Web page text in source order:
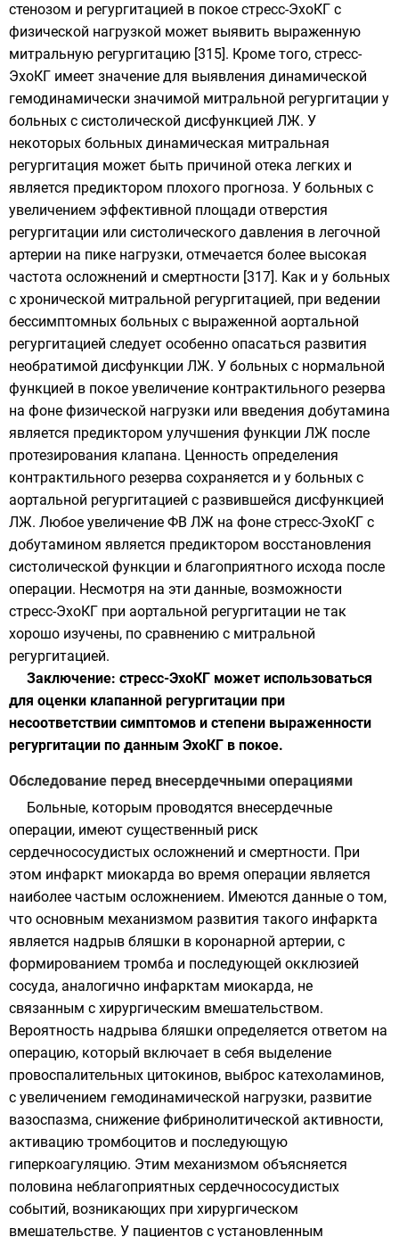
стенозом и регургитацией в покое стресс-ЭхоКГ с
физической нагрузкой может выявить выраженную
митральную регургитацию [315]. Кроме того, стресс-
ЭхоКГ имеет значение для выявления динамической
гемодинамически значимой митральной регургитации у
больных с систолической дисфункцией ЛЖ. У
некоторых больных динамическая митральная
регургитация может быть причиной отека легких и
является предиктором плохого прогноза. У больных с
увеличением эффективной площади отверстия
регургитации или систолического давления в легочной
артерии на пике нагрузки, отмечается более высокая
частота осложнений и смертности [317]. Как и у больных
с хронической митральной регургитацией, при ведении
бессимптомных больных с выраженной аортальной
регургитацией следует особенно опасаться развития
необратимой дисфункции ЛЖ. У больных с нормальной
функцией в покое увеличение контрактильного резерва
на фоне физической нагрузки или введения добутамина
является предиктором улучшения функции ЛЖ после
протезирования клапана. Ценность определения
контрактильного резерва сохраняется и у больных с
аортальной регургитацией с развившейся дисфункцией
ЛЖ. Любое увеличение ФВ ЛЖ на фоне стресс-ЭхоКГ с
добутамином является предиктором восстановления
систолической функции и благоприятного исхода после
операции. Несмотря на эти данные, возможности
стресс-ЭхоКГ при аортальной регургитации не так
хорошо изучены, по сравнению с митральной
регургитацией.
Заключение: стресс-ЭхоКГ может использоваться
для оценки клапанной регургитации при
несоответствии симптомов и степени выраженности
регургитации по данным ЭхоКГ в покое.
Обследование перед внесердечными операциями
Больные, которым проводятся внесердечные
операции, имеют существенный риск
сердечнососудистых осложнений и смертности. При
этом инфаркт миокарда во время операции является
наиболее частым осложнением. Имеются данные о том,
что основным механизмом развития такого инфаркта
является надрыв бляшки в коронарной артерии, с
формированием тромба и последующей окклюзией
сосуда, аналогично инфарктам миокарда, не
связанным с хирургическим вмешательством.
Вероятность надрыва бляшки определяется ответом на
операцию, который включает в себя выделение
провоспалительных цитокинов, выброс катехоламинов,
с увеличением гемодинамической нагрузки, развитие
вазоспазма, снижение фибринолитической активности,
активацию тромбоцитов и последующую
гиперкоагуляцию. Этим механизмом объясняется
половина неблагоприятных сердечнососудистых
событий, возникающих при хирургическом
вмешательстве. У пациентов с установленным